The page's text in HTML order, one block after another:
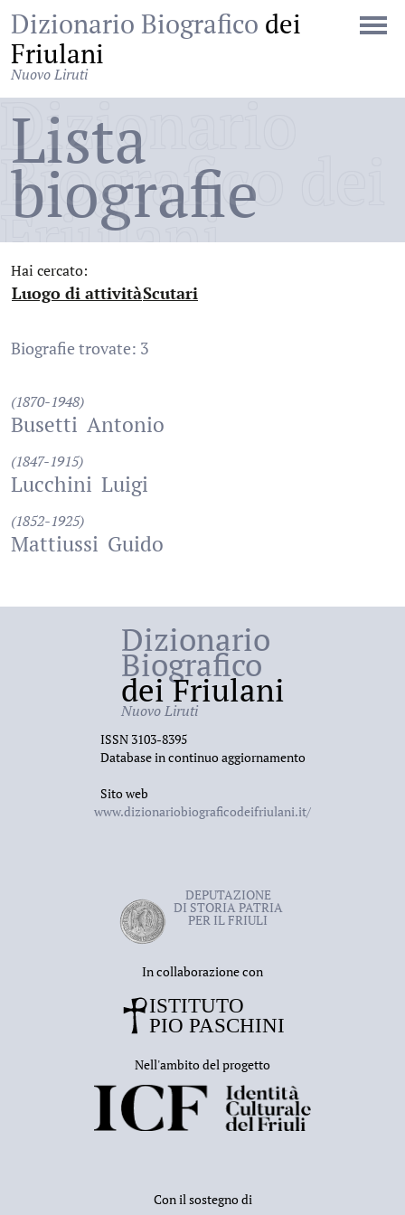
Dizionario Biografico dei
Friulani
Nuovo Liruti
Dizionario
Biografico dei
Friulani
Lista
biografie
Hai cercato:
Luogo di attività
:Scutari
Biografie trovate: 3
(1870-1948)
Busetti Antonio
(1847-1915)
Lucchini Luigi
(1852-1925)
Mattiussi Guido
Dizionario
Biografico
dei Friulani
Nuovo Liruti
ISSN 3103-8395
Database in continuo aggiornamento
Sito web
www.dizionariobiograficodeifriulani.it/
DEPUTAZIONE
DI STORIA PATRIA
PER IL FRIULI
In collaborazione con
Nell'ambito del progetto
Con il sostegno di